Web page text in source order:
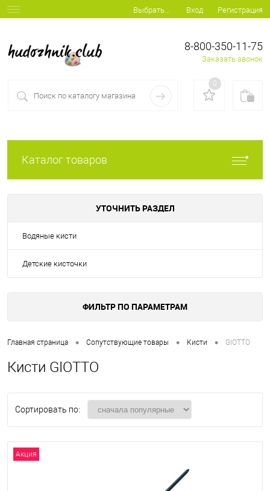
Выбрать... Вход Регистрация
8-800-350-11-75
Заказать звонок
0
Каталог товаров
УТОЧНИТЬ РАЗДЕЛ
Водяные кисти
Детские кисточки
ФИЛЬТР ПО ПАРАМЕТРАМ
Главная страница • Сопутствующие товары • Кисти • GIOTTO
Кисти GIOTTO
Сортировать по:
Акция